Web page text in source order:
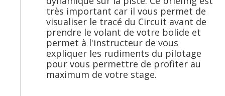
très important car il vous permet de
visualiser le tracé du Circuit avant de
prendre le volant de votre bolide et
permet à l'instructeur de vous
expliquer les rudiments du pilotage
pour vous permettre de profiter au
maximum de votre stage.